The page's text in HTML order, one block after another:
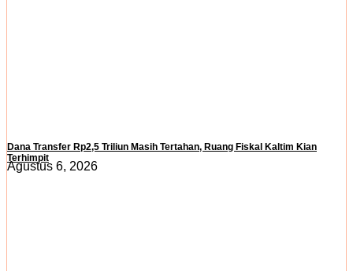
Dana Transfer Rp2,5 Triliun Masih Tertahan, Ruang Fiskal Kaltim Kian
Terhimpit
Agustus 6, 2026